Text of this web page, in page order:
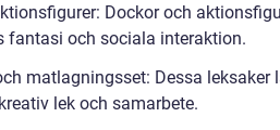
Dockor och
fantasi och sociala interaktion.
matlagningsset: Dessa
lek och samarbete.